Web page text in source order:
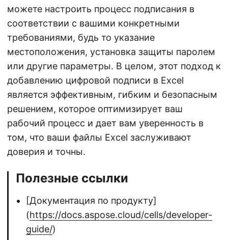
можете настроить процесс подписания в
соответствии с вашими конкретными
требованиями, будь то указание
местоположения, установка защиты паролем
или другие параметры. В целом, этот подход к
добавлению цифровой подписи в Excel
является эффективным, гибким и безопасным
решением, которое оптимизирует ваш
рабочий процесс и дает вам уверенность в
том, что ваши файлы Excel заслуживают
доверия и точны.
Полезные ссылки
[Документация по продукту]
(https://docs.aspose.cloud/cells/developer-
guide/)